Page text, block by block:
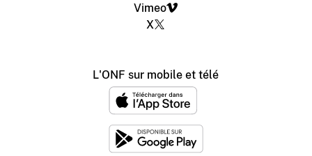
Vimeo
X
L'ONF sur mobile et télé